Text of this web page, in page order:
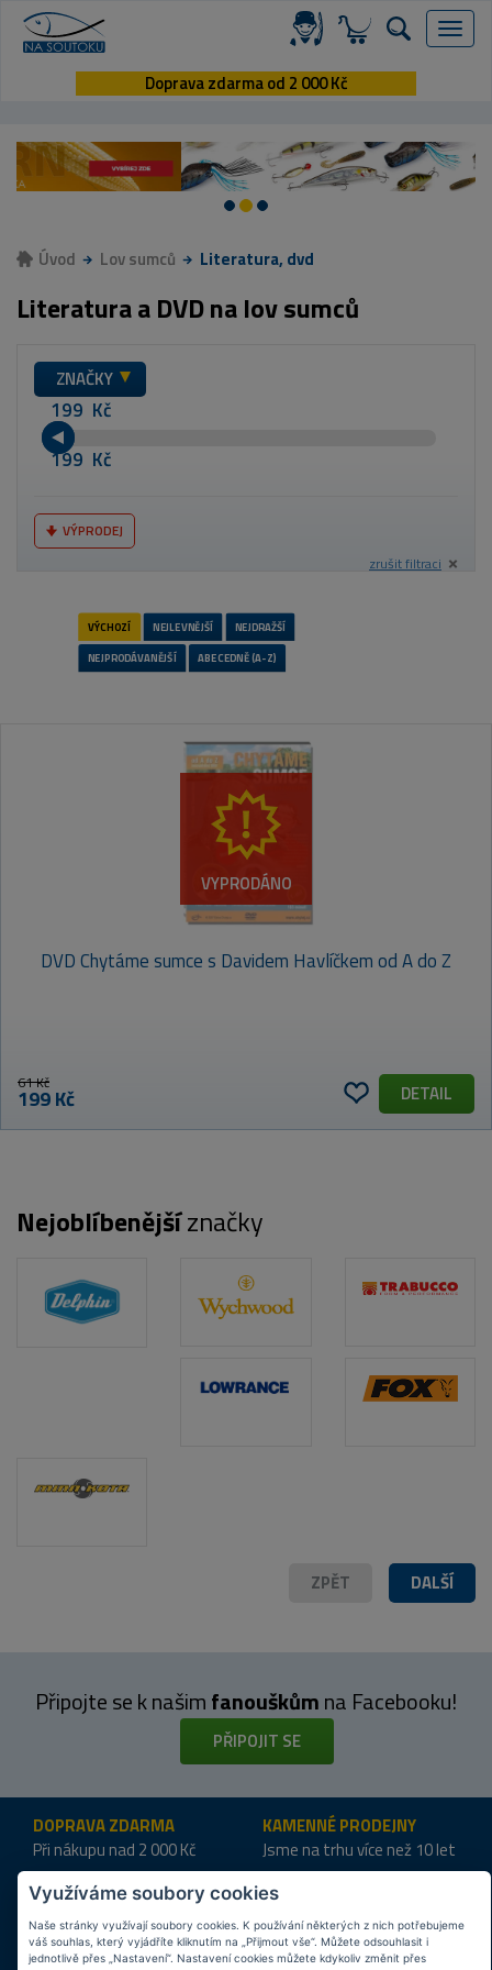
Menu
Doprava zdarma od 2 000 Kč
Úvod Lov sumců Literatura, dvd
Literatura a DVD na lov sumců
ZNAČKY
Kč
Kč
VÝPRODEJ
zrušit filtraci
NEJLEVNĚJŠÍ
NEJPRODÁVANĚJŠÍ
ABECEDNĚ (A-Z)
VYPRODÁNO
DVD Chytáme sumce s Davidem Havlíčkem od A do Z
61 Kč
199 Kč DETAIL
Nejoblíbenějšíznačky
DALŠÍ
ZPĚT
Připojte se k našimfanouškůmna Facebooku!
PŘIPOJIT SE
DOPRAVA ZDARMA
Při nákupu nad 2 000 Kč
KAMENNÉ PRODEJNY
Jsme na trhu více než 10 let
Tipyk nákupu
Napište nám svůj e-mail a my vás budeme informovatmax.
Využíváme soubory cookies
Naše stránky využívají soubory cookies. K používání některých z nich potřebujeme
váš souhlas, který vyjádříte kliknutím na „Přijmout vše“. Můžete odsouhlasit i
jednotlivě přes „Nastavení“. Nastavení cookies můžete kdykoliv změnit přes